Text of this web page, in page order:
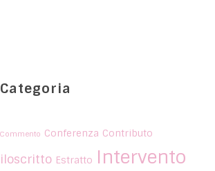
Commento Conferenza Contributo
Estratto Intervento